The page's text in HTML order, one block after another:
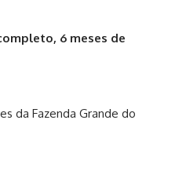
6 meses de
da Fazenda Grande do